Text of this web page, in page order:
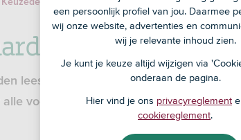
Keuzedeposito
Keuzedeposito
lees je wat je van ons kunt
alle voorwaarden en belangrijke
een persoonlijk profiel van jou. Daarmee
wij onze website, advertenties en
wij je relevante inhoud zien.
Je kunt je keuze altijd wijzigen via
onderaan de pagina.
Hier vind je ons privacyreglement
cookiereglement.